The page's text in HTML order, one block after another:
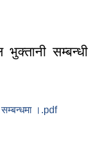
सम्बन्धी
।.pdf